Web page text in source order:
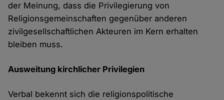
der Meinung, dass die Privilegierung von
Religionsgemeinschaften gegenüber anderen
zivilgesellschaftlichen Akteuren im Kern erhalten
bleiben muss.
Ausweitung kirchlicher Privilegien
Verbal bekennt sich die religionspolitische